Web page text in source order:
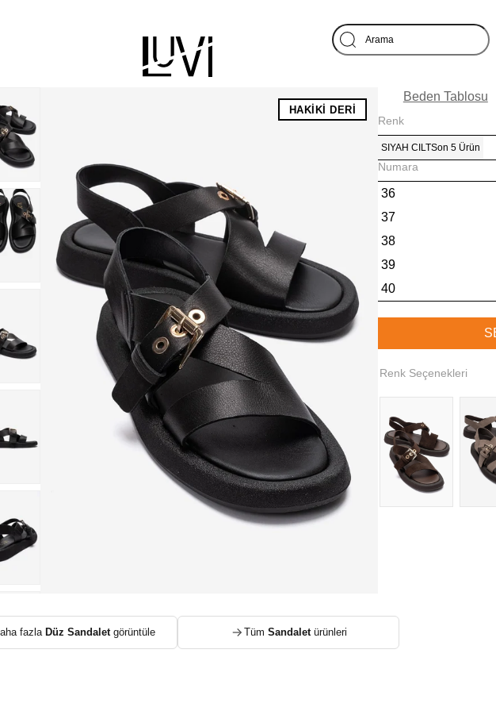
HAKIKI DERI
Beden Tablosu
Renk
SIYAH CILTSon 5 Ürün
Numara
36
37
38
39
40
Renk Seçenekleri
fazla Düz Sandaletgörüntüle Tüm Sandaletürünleri